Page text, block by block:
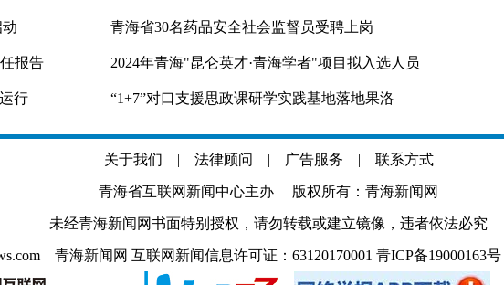
青海省30名药品安全社会监督员受聘上岗
报告 2024年青海"昆仑英才·青海学者"项目拟入选人员
行 “1+7”对口支援思政课研学实践基地落地果洛
关于我们 | 法律顾问 | 广告服务 | 联系方式
青海省互联网新闻中心主办 版权所有：青海新闻网
未经青海新闻网书面特别授权，请勿转载或建立镜像，违者依法必究
青海新闻网 互联网新闻信息许可证：63120170001 青ICP备19000163号